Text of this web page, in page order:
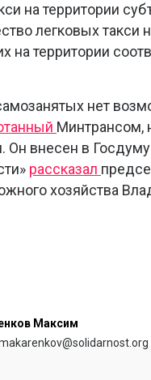
на территории
легковых
на территории
нет
Минтрансом,
Он внесен в
рассказал
хозяйства
Максим